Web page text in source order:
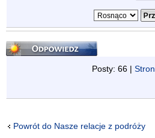
Odpowiedz
Posty: 66 |
Powrót do Nasze relacje z podróży